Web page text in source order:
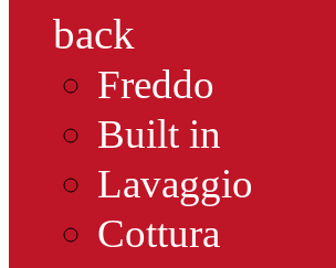
back
Freddo
Built in
Lavaggio
Cottura